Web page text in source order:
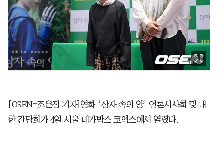
[OSEN=조은정 기자]영화 ‘상자 속의 양’ 언론시사회 및 내
한 간담회가 4일 서울 메가박스 코엑스에서 열렸다.